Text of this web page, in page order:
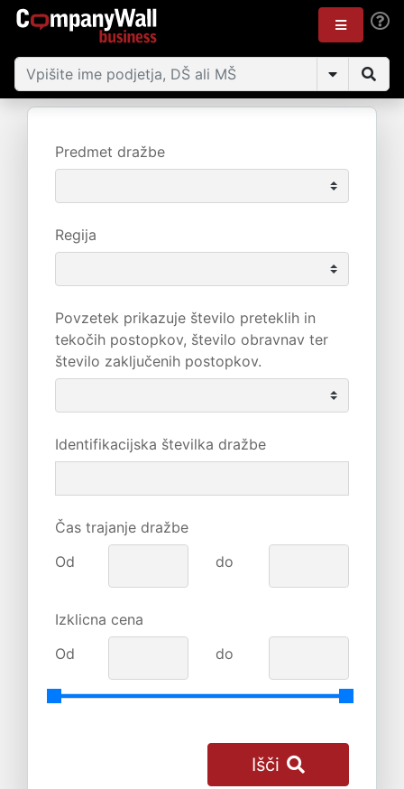
Predmet dražbe
Regija
Povzetek prikazuje število preteklih in
tekočih postopkov, število obravnav ter
število zaključenih postopkov.
Identifikacijska številka dražbe
Čas trajanje dražbe
Od
do
Izklicna cena
Od
do
Išči